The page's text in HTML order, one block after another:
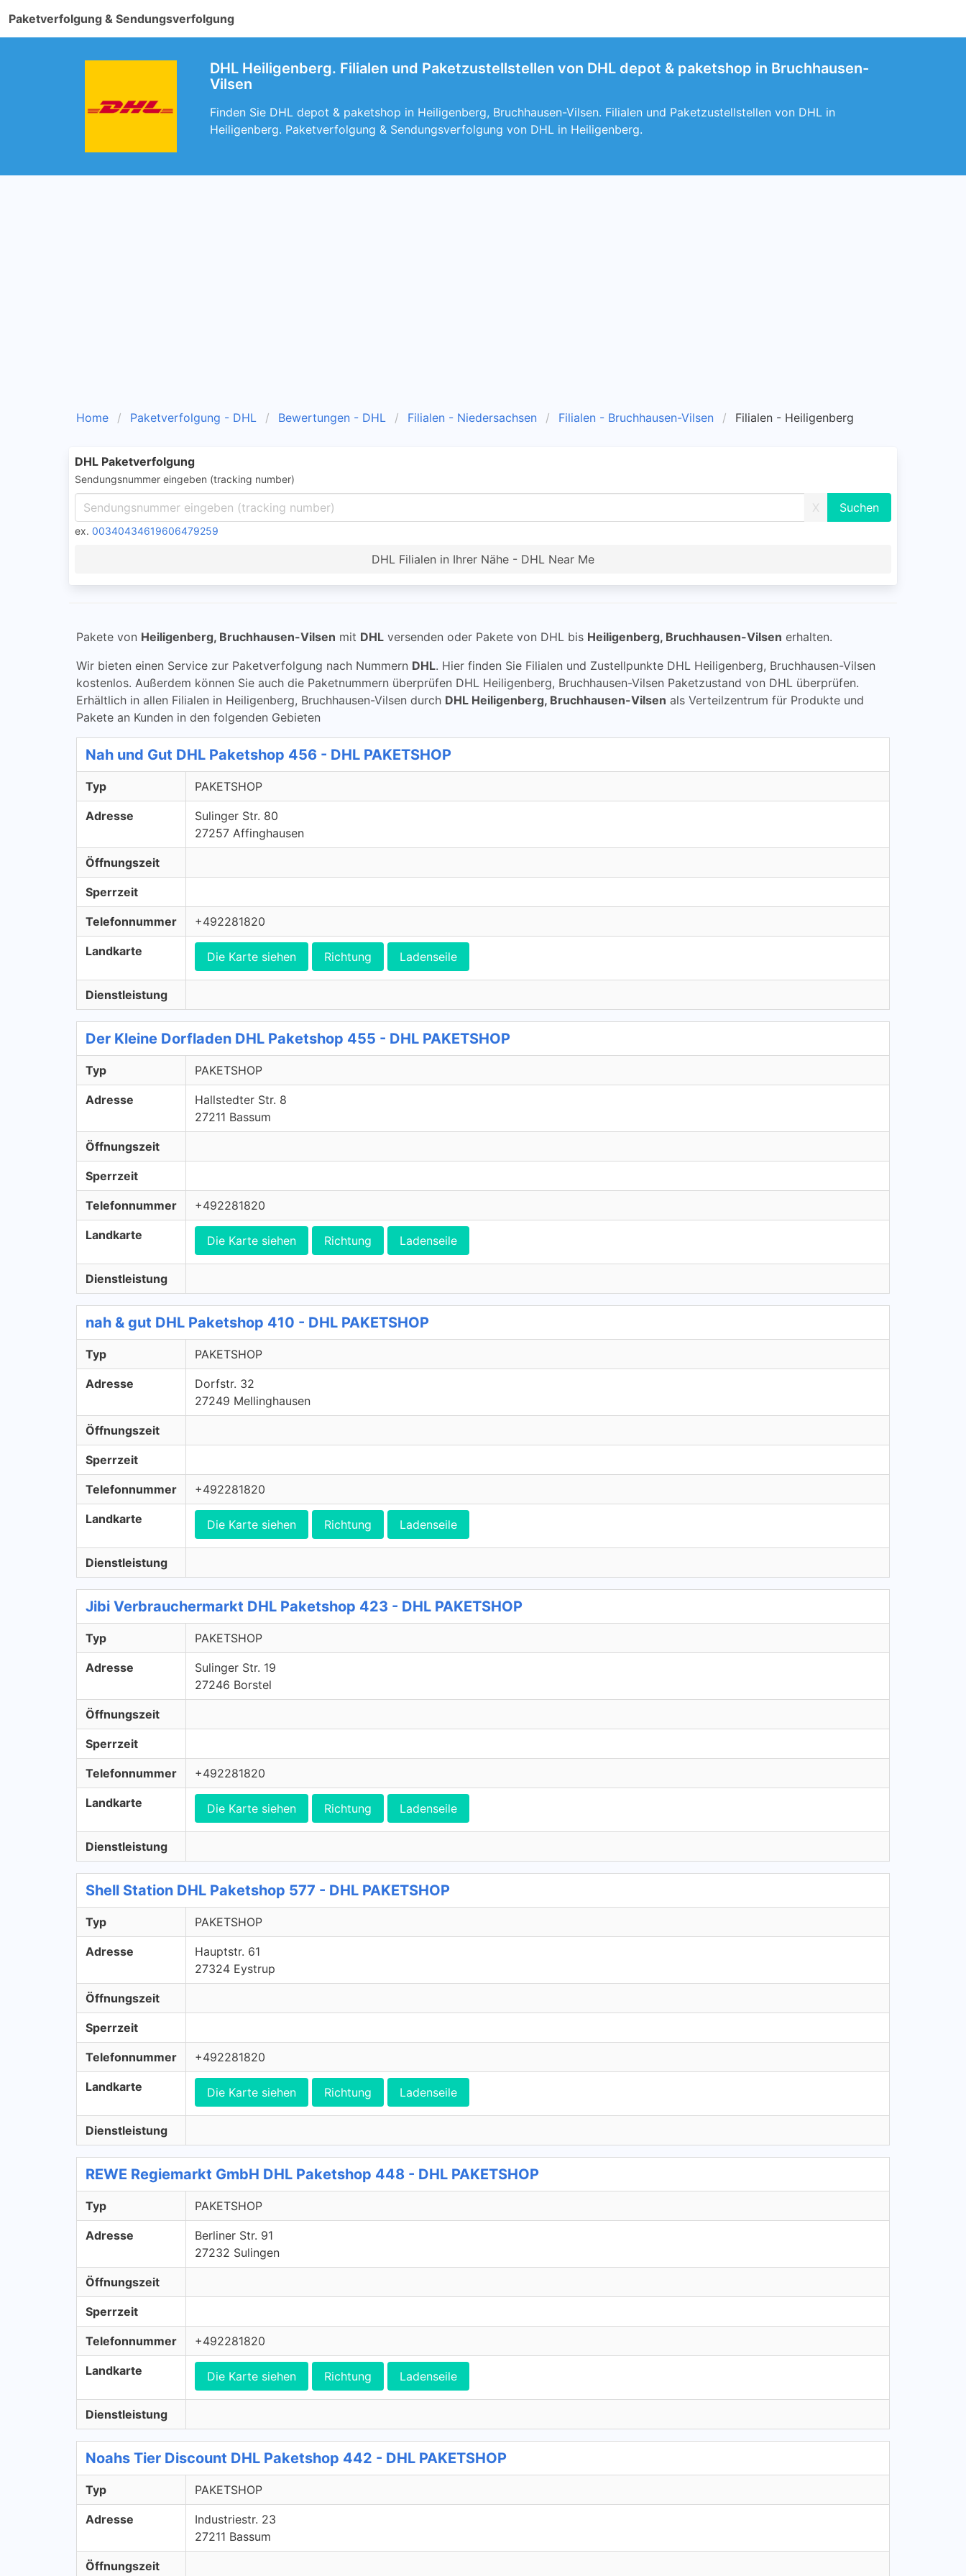
Paketverfolgung & Sendungsverfolgung
DHL Heiligenberg. Filialen und Paketzustellstellen von DHL depot & paketshop in Bruchhausen-
Vilsen
Finden Sie DHL depot & paketshop in Heiligenberg, Bruchhausen-Vilsen. Filialen und Paketzustellstellen von DHL in
Heiligenberg. Paketverfolgung & Sendungsverfolgung von DHL in Heiligenberg.
Home Paketverfolgung - DHL Bewertungen - DHL Filialen - Niedersachsen Filialen - Bruchhausen-Vilsen Filialen - Heiligenberg
DHL Paketverfolgung
Sendungsnummer eingeben (tracking number)
X
ex. 00340434619606479259
DHL Filialen in Ihrer Nähe - DHL Near Me
Pakete von Heiligenberg, Bruchhausen-Vilsen mit DHL versenden oder Pakete von DHL bis Heiligenberg, Bruchhausen-Vilsen erhalten.
Wir bieten einen Service zur Paketverfolgung nach Nummern DHL. Hier finden Sie Filialen und Zustellpunkte DHL Heiligenberg, Bruchhausen-Vilsen
kostenlos. Außerdem können Sie auch die Paketnummern überprüfen DHL Heiligenberg, Bruchhausen-Vilsen Paketzustand von DHL überprüfen.
Erhältlich in allen Filialen in Heiligenberg, Bruchhausen-Vilsen durch DHL Heiligenberg, Bruchhausen-Vilsen als Verteilzentrum für Produkte und
Pakete an Kunden in den folgenden Gebieten
Nah und Gut DHL Paketshop 456 - DHL PAKETSHOP
Typ PAKETSHOP
Adresse
Sulinger Str. 80
27257 Affinghausen
Öffnungszeit
Sperrzeit
Telefonnummer +492281820
Landkarte Die Karte siehen Richtung Ladenseile
Dienstleistung
Der Kleine Dorfladen DHL Paketshop 455 - DHL PAKETSHOP
Typ PAKETSHOP
Adresse
Hallstedter Str. 8
27211 Bassum
Öffnungszeit
Sperrzeit
Telefonnummer +492281820
Landkarte Die Karte siehen Richtung Ladenseile
Dienstleistung
nah & gut DHL Paketshop 410 - DHL PAKETSHOP
Typ PAKETSHOP
Adresse
Dorfstr. 32
27249 Mellinghausen
Öffnungszeit
Sperrzeit
Telefonnummer +492281820
Landkarte Die Karte siehen Richtung Ladenseile
Dienstleistung
Jibi Verbrauchermarkt DHL Paketshop 423 - DHL PAKETSHOP
Typ PAKETSHOP
Adresse
Sulinger Str. 19
27246 Borstel
Öffnungszeit
Sperrzeit
Telefonnummer +492281820
Landkarte Die Karte siehen Richtung Ladenseile
Dienstleistung
Shell Station DHL Paketshop 577 - DHL PAKETSHOP
Typ PAKETSHOP
Adresse
Hauptstr. 61
27324 Eystrup
Öffnungszeit
Sperrzeit
Telefonnummer +492281820
Landkarte Die Karte siehen Richtung Ladenseile
Dienstleistung
REWE Regiemarkt GmbH DHL Paketshop 448 - DHL PAKETSHOP
Typ PAKETSHOP
Adresse
Berliner Str. 91
27232 Sulingen
Öffnungszeit
Sperrzeit
Telefonnummer +492281820
Landkarte Die Karte siehen Richtung Ladenseile
Dienstleistung
Noahs Tier Discount DHL Paketshop 442 - DHL PAKETSHOP
Typ PAKETSHOP
Adresse
Industriestr. 23
27211 Bassum
Öffnungszeit